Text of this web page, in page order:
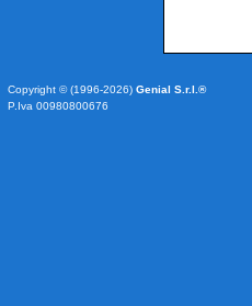
Copyright © (1996-2026) Genial S.r.l.®
P.Iva 00980800676